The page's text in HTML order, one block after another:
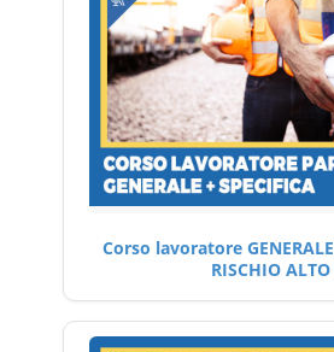
Corso lavoratore
RISCHIO ALTO